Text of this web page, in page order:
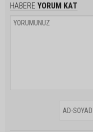
HABERE YORUM KAT